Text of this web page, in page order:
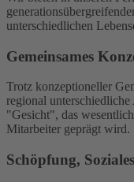
unterschiedlichen
Gemeinsames
Trotz konzeptioneller
regional
"Gesicht", das
Mitarbeiter geprägt wird.
Schöpfung,